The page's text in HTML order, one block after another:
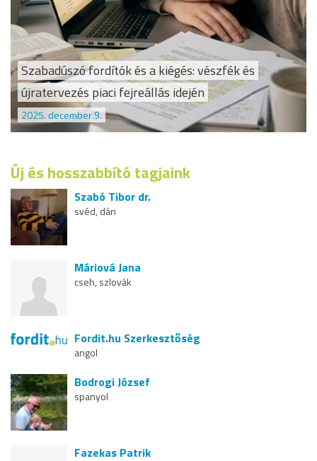
Szabadúszó fordítók és a kiégés: vészfék és
újratervezés piaci fejreállás idején
2025. december 9.
Új és hosszabbító tagjaink
Szabó Tibor dr.
svéd, dán
Máriová Jana
cseh, szlovák
Fordit.hu Szerkesztőség
angol
Bodrogi József
spanyol
Fazekas Patrik